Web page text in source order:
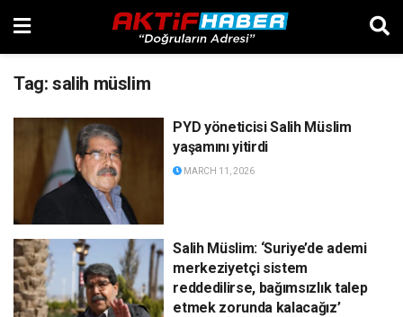
Tag: salih müslim
PYD yöneticisi Salih Müslim
yaşamını yitirdi
MARCH 11, 2026
Salih Müslim: ‘Suriye’de ademi
merkeziyetçi sistem
reddedilirse, bağımsızlık talep
etmek zorunda kalacağız’